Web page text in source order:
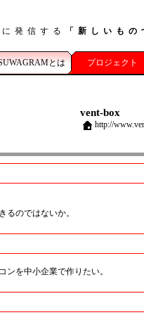
発信する 「新しいも
とは プロジェクト
vent-box
http://
のではないか。
を中小企業で作りたい。